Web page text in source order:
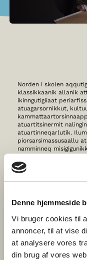
Denne hjemmeside
Vi bruger cookies til
annoncer, til at vise
at analysere vores
din brug af vores
Norden i skolen
klassikkaanik allanik
ikinngutigiiaat
atuagarsornikkut,
atuartitsinermit
atuartinneqarlutik.
piorsarsimassusaallu
namminneq
Uani quppernermi
immikkoortut nunani
allanngorarneri
assigiinngissutsit
ISERIT